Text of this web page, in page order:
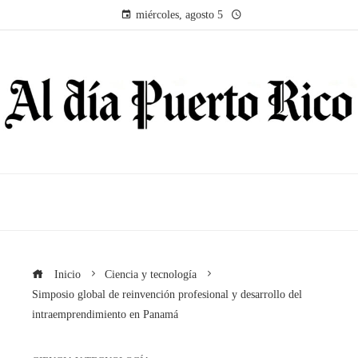
miércoles, agosto 5
Inicio
Ciencia y tecnología
Simposio global de reinvención profesional y desarrollo del
intraemprendimiento en Panamá